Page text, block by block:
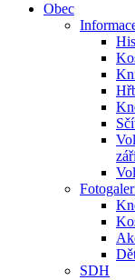
Obec
SDH